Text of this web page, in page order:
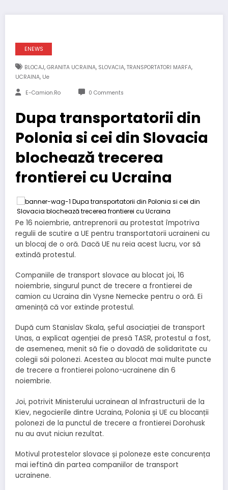
ENEWS
BLOCAJ, GRANITA UCRAINA, SLOVACIA, TRANSPORTATORI MARFA,
UCRAINA, Ue
E-Camion.ro 0 Comments
Dupa transportatorii din
Polonia si cei din Slovacia
blochează trecerea
frontierei cu Ucraina
Pe 16 noiembrie, antreprenorii au protestat împotriva
regulii de scutire a UE pentru transportatorii ucraineni cu
un blocaj de o oră. Dacă UE nu reia acest lucru, vor să
extindă protestul.
Companiile de transport slovace au blocat joi, 16
noiembrie, singurul punct de trecere a frontierei de
camion cu Ucraina din Vysne Nemecke pentru o oră. Ei
amenință că vor extinde protestul.
După cum Stanislav Skala, șeful asociației de transport
Unas, a explicat agenției de presă TASR, protestul a fost,
de asemenea, menit să fie o dovadă de solidaritate cu
colegii săi polonezi. Acestea au blocat mai multe puncte
de trecere a frontierei polono-ucrainene din 6
noiembrie.
Joi, potrivit Ministerului ucrainean al Infrastructurii de la
Kiev, negocierile dintre Ucraina, Polonia și UE cu blocanții
polonezi de la punctul de trecere a frontierei Dorohusk
nu au avut niciun rezultat.
Motivul protestelor slovace și poloneze este concurența
mai ieftină din partea companiilor de transport
ucrainene.